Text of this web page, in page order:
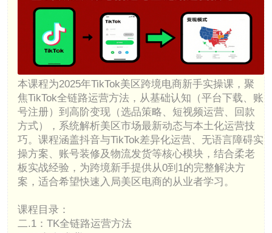
本课程为2025年TikTok美区跨境电商新手实操课，聚
焦TikTok全链路运营方法，从基础认知（平台下载、账
号注册）到高阶变现（选品策略、短视频运营、回款
方式），系统解析美区市场最新动态与本土化运营技
巧。课程涵盖抖音与TikTok差异化运营、无语言障碍实
操方案、账号装修及物流发货等核心模块，结合柔老
板实战经验，为跨境新手提供从0到1的完整解决方
案，适合希望快速入局美区电商的从业者学习。
课程目录：
二.1：TK全链路运营方法